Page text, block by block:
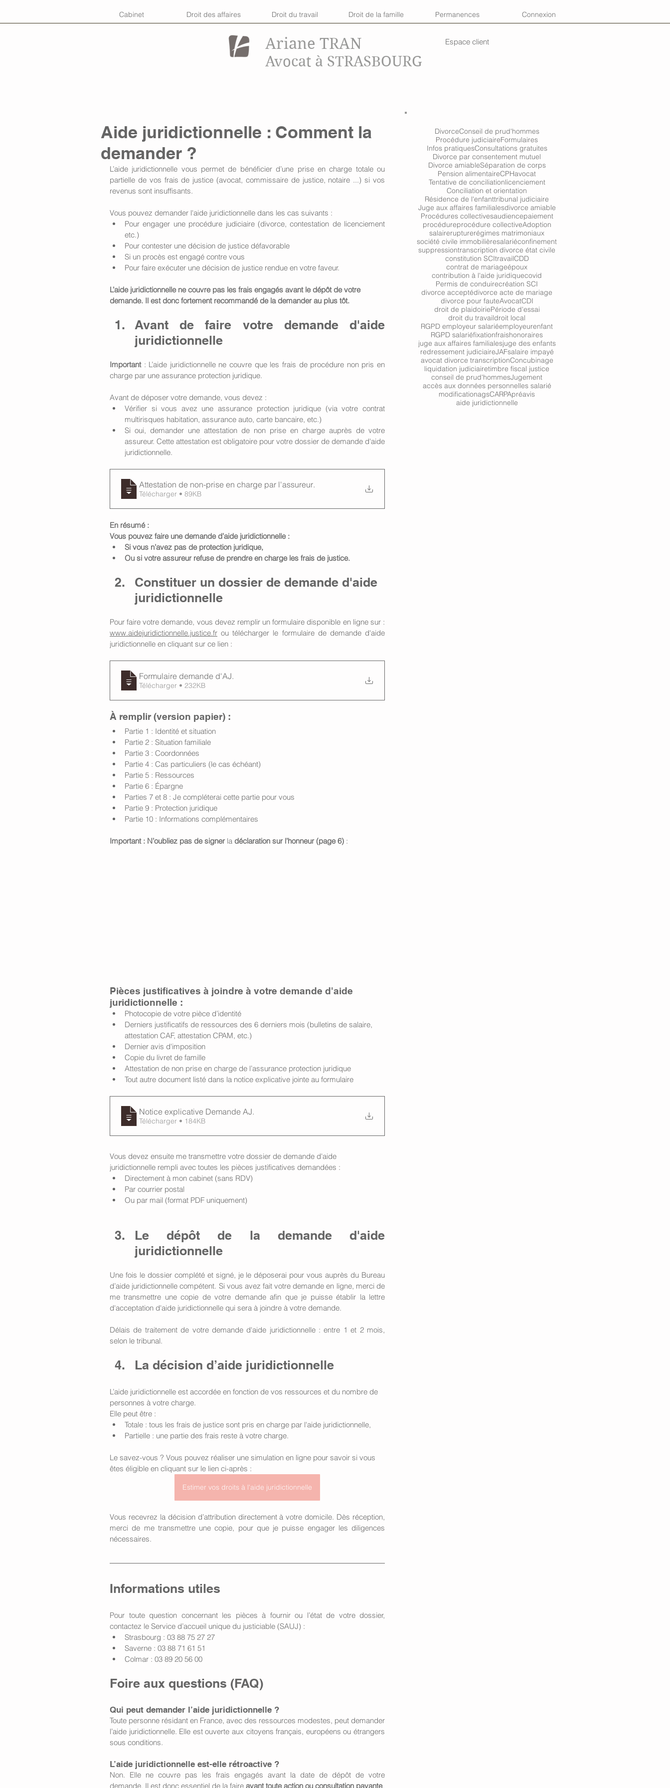
Cabinet Droit des affaires Droit du travail Droit de la famille Permanences Connexion
Ariane TRAN
Avocat à STRASBOURG
Espace client
Aide juridictionnelle : Comment la
demander ?
L’aide juridictionnelle vous permet de bénéficier d’une prise en charge totale ou
partielle de vos frais de justice (avocat, commissaire de justice, notaire ...) si vos
revenus sont insuffisants.
Vous pouvez demander l'aide juridictionnelle dans les cas suivants :
Pour engager une procédure judiciaire (divorce, contestation de licenciement
etc.)
Pour contester une décision de justice défavorable
Si un procès est engagé contre vous
Pour faire exécuter une décision de justice rendue en votre faveur.
L’aide juridictionnelle ne couvre pas les frais engagés avant le dépôt de votre
demande. Il est donc fortement recommandé de la demander au plus tôt.
Avant de faire votre demande d'aide
juridictionnelle
Important : L’aide juridictionnelle ne couvre que les frais de procédure non pris en
charge par une assurance protection juridique.
Avant de déposer votre demande, vous devez :
Vérifier si vous avez une assurance protection juridique (via votre contrat
multirisques habitation, assurance auto, carte bancaire, etc.)
Si oui, demander une attestation de non prise en charge auprès de votre
assureur. Cette attestation est obligatoire pour votre dossier de demande d'aide
juridictionnelle.
Attestation de non-prise en charge par l'assureur.
Télécharger • 89KB
En résumé :
Vous pouvez faire une demande d’aide juridictionnelle :
Si vous n’avez pas de protection juridique,
Ou si votre assureur refuse de prendre en charge les frais de justice.
Constituer un dossier de demande d'aide
juridictionnelle
www.aidejuridictionnelle.justice.fr ou télécharger le formulaire de demande d'aide
juridictionnelle en cliquant sur ce lien :
Formulaire demande d'AJ.
Télécharger • 232KB
À remplir (version papier) :
Partie 1 : Identité et situation
Partie 2 : Situation familiale
Partie 3 : Coordonnées
Partie 4 : Cas particuliers (le cas échéant)
Partie 5 : Ressources
Partie 6 : Épargne
Parties 7 et 8 : Je compléterai cette partie pour vous
Partie 9 : Protection juridique
Partie 10 : Informations complémentaires
Important : N’oubliez pas de signer la déclaration sur l’honneur (page 6) :
Pièces justificatives à joindre à votre demande d'aide
juridictionnelle :
Photocopie de votre pièce d’identité
Derniers justificatifs de ressources des 6 derniers mois (bulletins de salaire,
attestation CAF, attestation CPAM, etc.)
Dernier avis d'imposition
Copie du livret de famille
Attestation de non prise en charge de l’assurance protection juridique
Tout autre document listé dans la notice explicative jointe au formulaire
Notice explicative Demande AJ.
Télécharger • 184KB
Vous devez ensuite me transmettre votre dossier de demande d'aide
juridictionnelle rempli avec toutes les pièces justificatives demandées :
Directement à mon cabinet (sans RDV)
Par courrier postal
Ou par mail (format PDF uniquement)
Le dépôt de la demande d'aide
juridictionnelle
Une fois le dossier complété et signé, je le déposerai pour vous auprès du Bureau
d’aide juridictionnelle compétent. Si vous avez fait votre demande en ligne, merci de
me transmettre une copie de votre demande afin que je puisse établir la lettre
d'acceptation d'aide juridictionnelle qui sera à joindre à votre demande.
Délais de traitement de votre demande d'aide juridictionnelle : entre 1 et 2 mois,
selon le tribunal.
La décision d’aide juridictionnelle
L’aide juridictionnelle est accordée en fonction de vos ressources et du nombre de
personnes à votre charge.
Elle peut être :
Totale : tous les frais de justice sont pris en charge par l'aide juridictionnelle,
Partielle : une partie des frais reste à votre charge.
Le savez-vous ? Vous pouvez réaliser une simulation en ligne pour savoir si vous
êtes éligible en cliquant sur le lien ci-après :
Estimer vos droits à l'aide juridictionnelle
Vous recevrez la décision d’attribution directement à votre domicile. Dès réception,
merci de me transmettre une copie, pour que je puisse engager les diligences
nécessaires.
Informations utiles
Pour toute question concernant les pièces à fournir ou l’état de votre dossier,
contactez le Service d’accueil unique du justiciable (SAUJ) :
Strasbourg : 03 88 75 27 27
Saverne : 03 88 71 61 51
Colmar : 03 89 20 56 00
Foire aux questions (FAQ)
Qui peut demander l’aide juridictionnelle ?
Toute personne résidant en France, avec des ressources modestes, peut demander
l’aide juridictionnelle. Elle est ouverte aux citoyens français, européens ou étrangers
sous conditions.
L’aide juridictionnelle est-elle rétroactive ?
Non. Elle ne couvre pas les frais engagés avant la date de dépôt de votre
demande. Il est donc essentiel de la faire avant toute action ou consultation payante.
DivorceConseil de prud'hommes
Procédure judiciaireFormulaires
Infos pratiquesConsultations gratuites
Divorce par consentement mutuel
Divorce amiableSéparation de corps
Pension alimentaireCPHavocat
Tentative de conciliationlicenciement
Conciliation et orientation
Résidence de l'enfanttribunal judiciaire
Juge aux affaires familialesdivorce amiable
Procédures collectivesaudiencepaiement
procédureprocédure collectiveAdoption
salairerupturerégimes matrimoniaux
société civile immobilièresalariéconfinement
suppressiontranscription divorce état civile
constitution SCItravailCDD
contrat de mariageépoux
contribution à l'aide juridiquecovid
Permis de conduirecréation SCI
divorce acceptédivorce acte de mariage
divorce pour fauteAvocatCDI
droit de plaidoiriePériode d'essai
droit du travaildroit local
RGPD employeur salariéemployeurenfant
RGPD salariéfixationfraishonoraires
juge aux affaires familialesjuge des enfants
redressement judiciaireJAFsalaire impayé
avocat divorce transcriptionConcubinage
liquidation judiciairetimbre fiscal justice
conseil de prud'hommesJugement
accès aux données personnelles salarié
modificationagsCARPApréavis
aide juridictionnelle